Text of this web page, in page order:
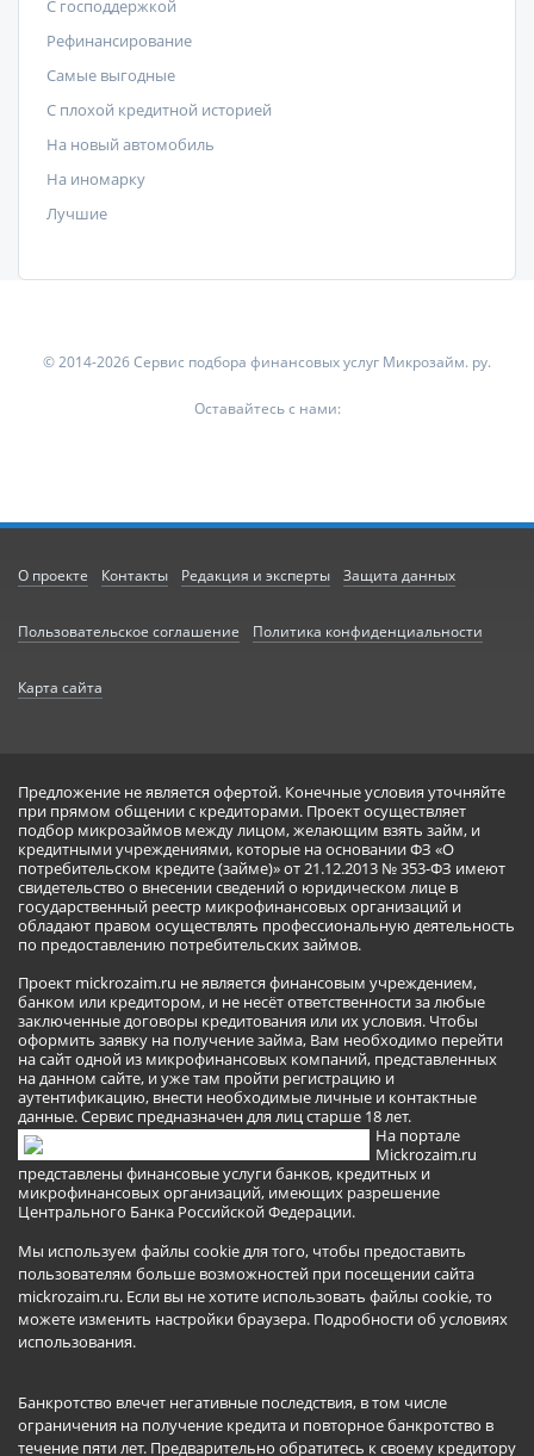
C господдержкой
Рефинансирование
Самые выгодные
С плохой кредитной историей
На новый автомобиль
На иномарку
Лучшие
© 2014-2026 Сервис подбора финансовых услуг Микрозайм. ру.
Оставайтесь с нами:
О проекте Контакты Редакция и эксперты Защита данных
Пользовательское соглашение Политика конфиденциальности
Карта сайта
Предложение не является офертой. Конечные условия уточняйте
при прямом общении с кредиторами. Проект осуществляет
подбор микрозаймов между лицом, желающим взять займ, и
кредитными учреждениями, которые на основании ФЗ «О
потребительском кредите (займе)» от 21.12.2013 № 353-ФЗ имеют
свидетельство о внесении сведений о юридическом лице в
государственный реестр микрофинансовых организаций и
обладают правом осуществлять профессиональную деятельность
по предоставлению потребительских займов.
Проект mickrozaim.ru не является финансовым учреждением,
банком или кредитором, и не несёт ответственности за любые
заключенные договоры кредитования или их условия. Чтобы
оформить заявку на получение займа, Вам необходимо перейти
на сайт одной из микрофинансовых компаний, представленных
на данном сайте, и уже там пройти регистрацию и
аутентификацию, внести необходимые личные и контактные
данные. Сервис предназначен для лиц старше 18 лет.
На портале
Mickrozaim.ru
представлены финансовые услуги банков, кредитных и
микрофинансовых организаций, имеющих разрешение
Центрального Банка Российской Федерации.
Мы используем файлы cookie для того, чтобы предоставить
пользователям больше возможностей при посещении сайта
mickrozaim.ru. Если вы не хотите использовать файлы cookie, то
можете изменить настройки браузера. Подробности об условиях
использования.
Банкротство влечет негативные последствия, в том числе
ограничения на получение кредита и повторное банкротство в
течение пяти лет. Предварительно обратитесь к своему кредитору